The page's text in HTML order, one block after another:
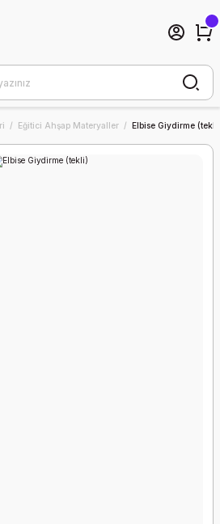
Eğitici Ahşap Materyaller Elbise Giydirme (tekli)